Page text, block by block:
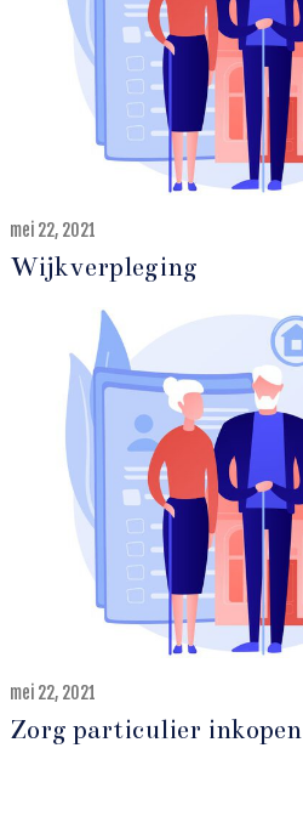
mei 22, 2021
Wijkverpleging
mei 22, 2021
i
Zorg particulier inkopen